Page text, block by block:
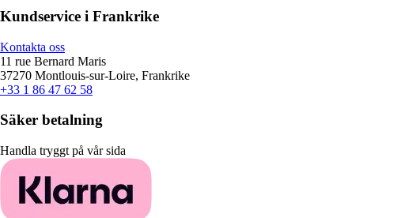
Kundservice i Frankrike
Kontakta oss
11 rue Bernard Maris
37270 Montlouis-sur-Loire, Frankrike
+33 1 86 47 62 58
Säker betalning
Handla tryggt på vår sida